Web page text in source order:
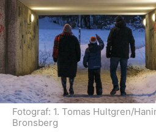
Fotograf: 1. Tomas Hultgren/
Bronsberg